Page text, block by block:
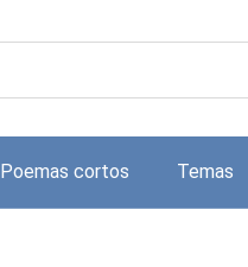
Poemas cortos Temas